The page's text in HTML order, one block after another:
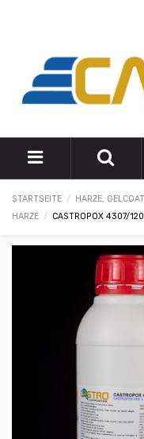
STARTSEITE
HARZE,
HARZE
CASTROPOX 4307/